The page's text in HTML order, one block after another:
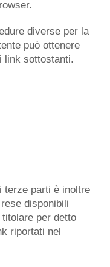
diverse per la
può ottenere
link sottostanti.
terze parti è inoltre
disponibili
per detto
riportati nel